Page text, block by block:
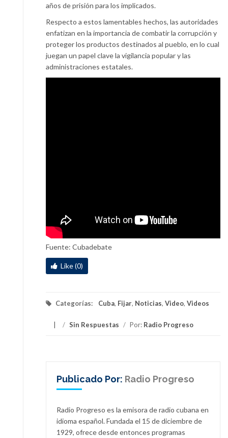
años de prisión para los implicados.
Respecto a estos lamentables hechos, las autoridades
enfatizan en la importancia de combatir la corrupción y
proteger los productos destinados al pueblo, en lo cual
juegan un papel clave la vigilancia popular y las
administraciones estatales.
Fuente: Cubadebate
Like (0)
Categorías: Cuba, Fijar, Noticias, Video, Videos
/ Sin Respuestas / Por: Radio Progreso
Publicado Por: Radio Progreso
Radio Progreso es la emisora de radio cubana en
idioma español. Fundada el 15 de diciembre de
1929, ofrece desde entonces programas